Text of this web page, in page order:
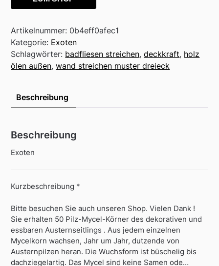
Artikelnummer: 0b4eff0afec1
Kategorie: Exoten
Schlagwörter: badfliesen streichen,deckkraft, holz
ölen außen,wand streichen muster dreieck
Beschreibung
Beschreibung
Exoten
Kurzbeschreibung *
Bitte besuchen Sie auch unseren Shop. Vielen Dank !
Sie erhalten 50 Pilz-Mycel-Körner des dekorativen und
essbaren Austernseitlings . Aus jedem einzelnen
Mycelkorn wachsen, Jahr um Jahr, dutzende von
Austernpilzen heran. Die Wuchsform ist büschelig bis
dachziegelartig. Das Mycel sind keine Samen ode…